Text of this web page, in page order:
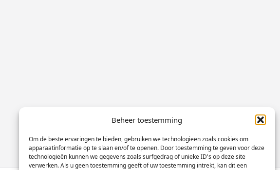
Beheer toestemming
Om de beste ervaringen te bieden, gebruiken we technologieën zoals cookies om
apparaatinformatie op te slaan en/of te openen. Door toestemming te geven voor deze
technologieën kunnen we gegevens zoals surfgedrag of unieke ID's op deze site
verwerken. Als u geen toestemming geeft of uw toestemming intrekt, kan dit een